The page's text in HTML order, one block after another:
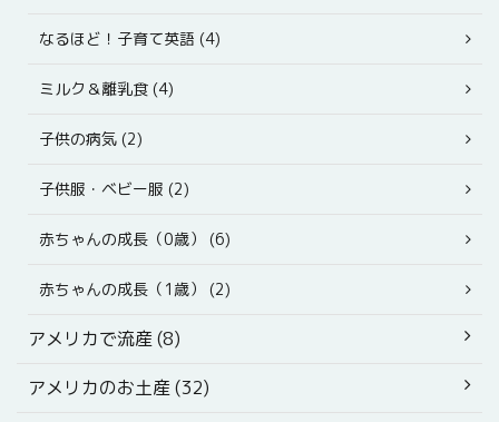
なるほど！子育て英語 (4)
ミルク＆離乳食 (4)
子供の病気 (2)
子供服・ベビー服 (2)
赤ちゃんの成長（0歳） (6)
赤ちゃんの成長（1歳） (2)
アメリカで流産 (8)
アメリカのお土産 (32)